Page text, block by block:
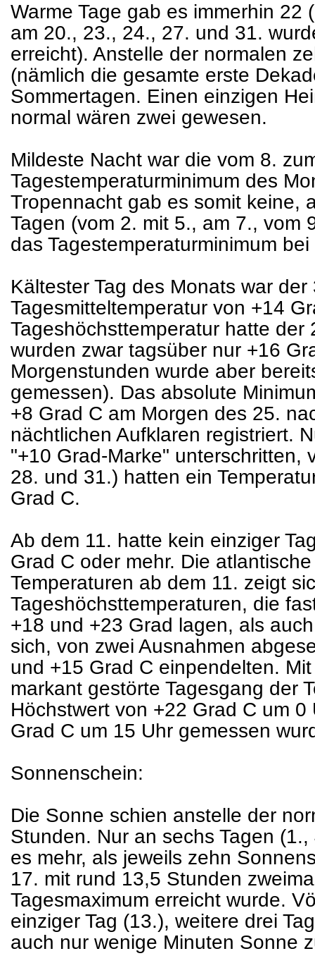
Warme Tage gab es immerhin 22
am 20., 23., 24., 27. und 31.
erreicht). Anstelle der normalen
(nämlich die gesamte erste
Sommertagen. Einen einzigen
normal wären zwei gewesen.
Mildeste Nacht war die vom 8.
Tagestemperaturminimum des
Tropennacht gab es somit keine,
Tagen (vom 2. mit 5., am 7., vom
das Tagestemperaturminimum
Kältester Tag des Monats war der
Tagesmitteltemperatur von +14
Tageshöchsttemperatur hatte der
wurden zwar tagsüber nur +16
Morgenstunden wurde aber
gemessen). Das absolute
+8 Grad C am Morgen des 25.
nächtlichen Aufklaren registriert.
"+10 Grad-Marke" unterschritten,
28. und 31.) hatten ein
Grad C.
Ab dem 11. hatte kein einziger
Grad C oder mehr. Die
Temperaturen ab dem 11. zeigt
Tageshöchsttemperaturen, die
+18 und +23 Grad lagen, als
sich, von zwei Ausnahmen
und +15 Grad C einpendelten.
markant gestörte Tagesgang der
Höchstwert von +22 Grad C um
Grad C um 15 Uhr gemessen
Sonnenschein:
Die Sonne schien anstelle der
Stunden. Nur an sechs Tagen
es mehr, als jeweils zehn
17. mit rund 13,5 Stunden
Tagesmaximum erreicht wurde.
einziger Tag (13.), weitere drei
auch nur wenige Minuten Sonne